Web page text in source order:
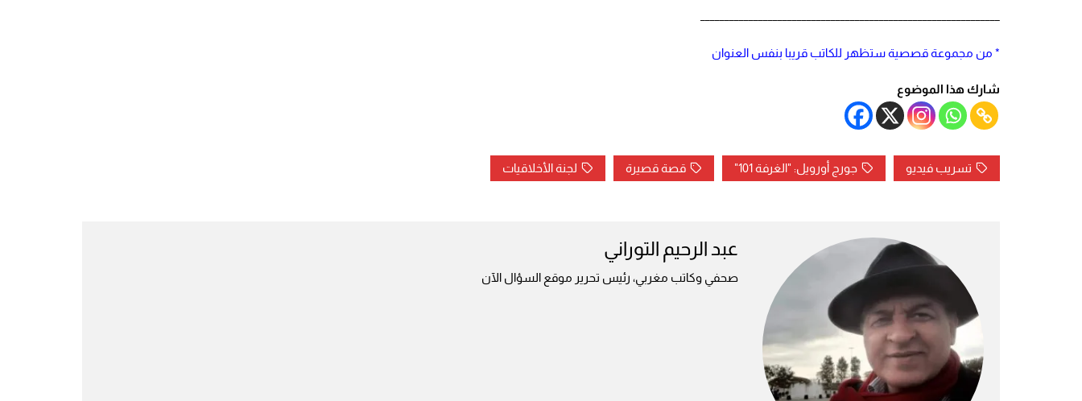
* من مجموعة قصصية ستظهر للكاتب قريبا بنفس العنوان
شارك هذا الموضوع
تسريب فيديو جورج أورويل: "الغرفة 101" قصة قصيرة لجنة الأخلاقيات
عبد الرحيم التوراني
صحفي وكاتب مغربي، رئيس تحرير موقع السؤال الآن